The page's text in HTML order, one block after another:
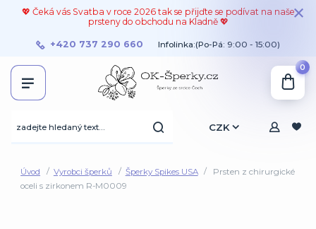
💖 Čeká vás Svatba v roce 2026 tak se přijďte se podívat na naše
prsteny do obchodu na Kladně 💖
CZK
+420 737 290 660 Infolinka:(Po-Pá: 9:00 - 15:00)
0
Úvod Vyrobci šperků Šperky Spikes USA
Prsten z chirurgické
oceli s zirkonem R-M0009